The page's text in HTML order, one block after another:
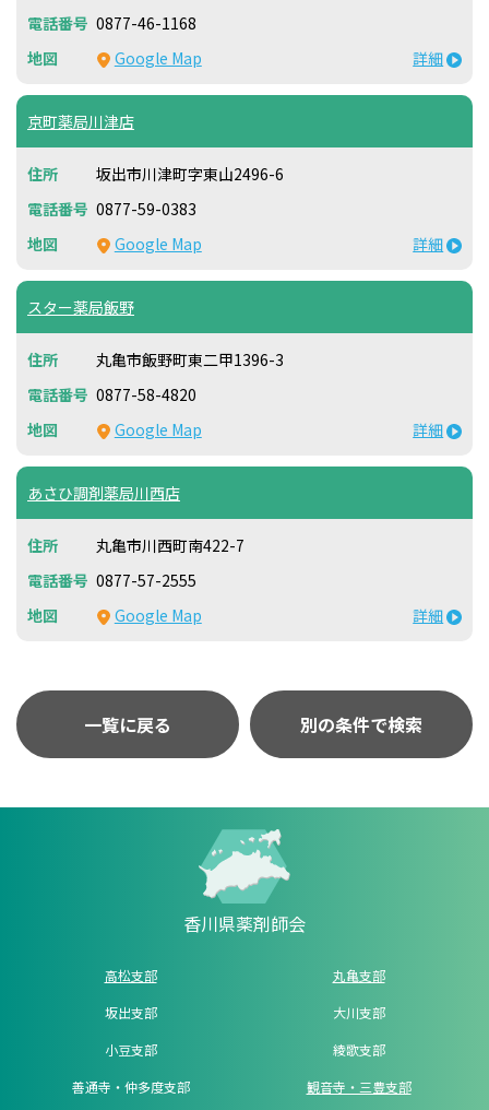
0877-46-1168
Google Map
詳細
京町薬局川津店
坂出市川津町字東山2496-6
0877-59-0383
Google Map
詳細
スター薬局飯野
丸亀市飯野町東二甲1396-3
0877-58-4820
Google Map
詳細
あさひ調剤薬局川西店
丸亀市川西町南422-7
0877-57-2555
Google Map
詳細
一覧に戻る 別の条件で検索
香川県薬剤師会
高松支部
丸亀支部
坂出支部
大川支部
小豆支部
綾歌支部
善通寺・仲多度支部
観音寺・三豊支部